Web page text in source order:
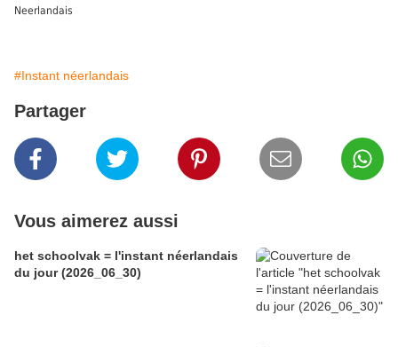
Neerlandais
#Instant néerlandais
Partager
Vous aimerez aussi
het schoolvak = l'instant néerlandais
du jour (2026_06_30)